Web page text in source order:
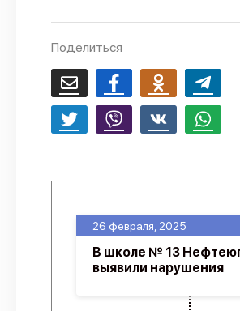
Поделиться
26 февраля, 2025
В школе № 13
выявили нарушения